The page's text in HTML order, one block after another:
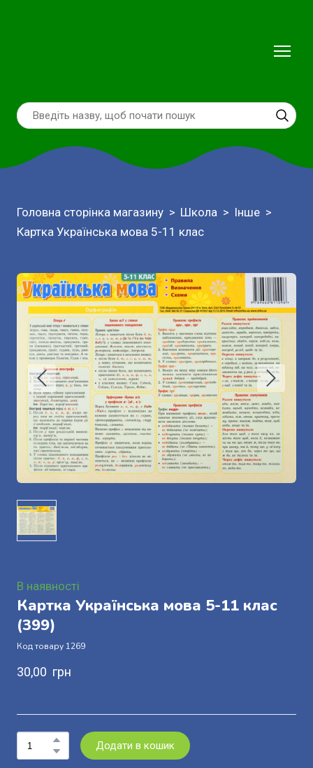
Головна сторінка магазину Школа
Інше
Картка Українська мова 5-11 клас
В наявності
Картка Українська мова 5-11 клас
(399)
Код товару 1269
30,00  грн
Додати в кошик